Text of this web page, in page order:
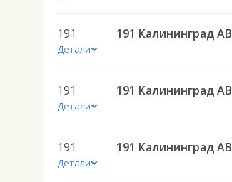
191
Детали
191
Детали
191
Детали